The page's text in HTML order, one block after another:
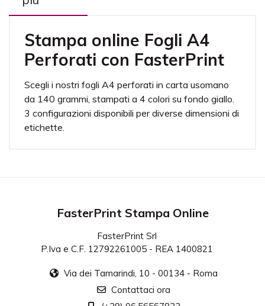
Stampa online Fogli A4
Perforati con FasterPrint
Scegli i nostri fogli A4 perforati in carta usomano
da 140 grammi, stampati a 4 colori su fondo giallo.
3 configurazioni disponibili per diverse dimensioni di
etichette.
3 configurazioni disponibili da 8, 14 e 24 etichette.
Strappo
Facilitato tramite linee di perforazione.
FasterPrint Stampa Online
FasterPrint Srl
P.Iva e C.F. 12792261005 - REA 1400821
Via dei Tamarindi, 10 - 00134 - Roma
Contattaci ora